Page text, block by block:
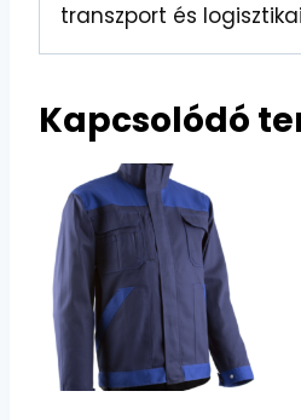
transzport és
Kapcsolódó